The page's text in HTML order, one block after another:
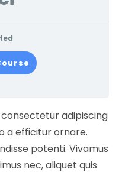
adipiscing
a efficitur ornare.
potenti. Vivamus
nec, aliquet quis